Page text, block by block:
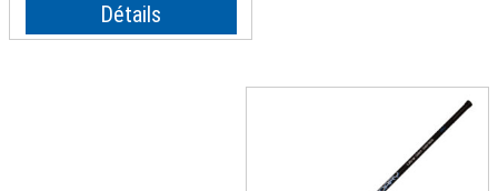
Détails